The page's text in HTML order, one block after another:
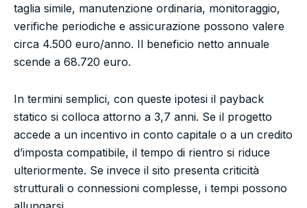
taglia simile, manutenzione ordinaria, monitoraggio,
verifiche periodiche e assicurazione possono valere
circa 4.500 euro/anno. Il beneficio netto annuale
scende a 68.720 euro.
In termini semplici, con queste ipotesi il payback
statico si colloca attorno a 3,7 anni. Se il progetto
accede a un incentivo in conto capitale o a un credito
d’imposta compatibile, il tempo di rientro si riduce
ulteriormente. Se invece il sito presenta criticità
strutturali o connessioni complesse, i tempi possono